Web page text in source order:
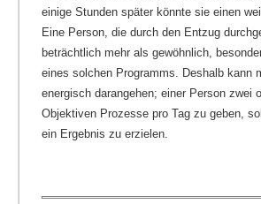
einige Stunden später könnte sie einen
Eine Person, die durch den Entzug
beträchtlich mehr als gewöhnlich,
eines solchen Programms. Deshalb kann
energisch darangehen; einer Person zwei
Objektiven Prozesse pro Tag zu geben,
ein Ergebnis zu erzielen.